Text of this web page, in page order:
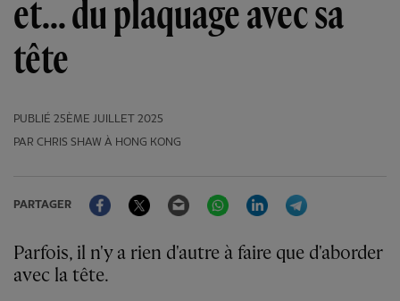
et... du plaquage avec sa
tête
PUBLIÉ 25ÈME JUILLET 2025
PAR CHRIS SHAW À HONG KONG
PARTAGER
FacebookTwitter Email WhatsAppLinkedIn
Parfois, il n'y a rien d'autre à faire que d'aborder
avec la tête.